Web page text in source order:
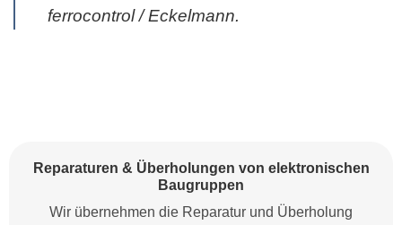
ferrocontrol / Eckelmann.
Reparaturen & Überholungen von elektronischen
Baugruppen
Wir übernehmen die Reparatur und Überholung